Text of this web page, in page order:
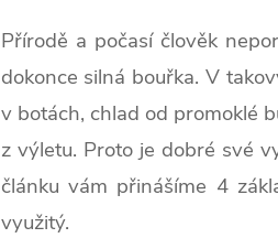
Přírodě a počasí člověk
dokonce silná bouřka. V
v botách, chlad od promoklé
z výletu. Proto je dobré své
článku vám přinášíme 4
využitý.